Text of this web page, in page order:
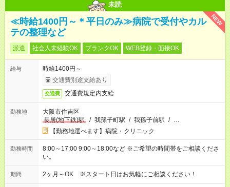
未読
NEW
≪時給1400円～＊平日のみ≫病院で受付やカル
テの整理など
派遣 社会人未経験OK ブランクOK WEB登録・面接OK
給与
時給1400円～
交通費別途支給あり
交通費 交通費規定内支給
勤務地
大阪市住吉区
長居(地下鉄)駅
/ 我孫子町駅 / 我孫子前駅 / …
【勤務地選べます】病院・クリニック
勤務時間
8:00～17:00 9:00～18:00など ※ご希望の時間帯をご相談くださ
い。
期間 2ヶ月～OK ※スタート日はお気軽にご相談ください！